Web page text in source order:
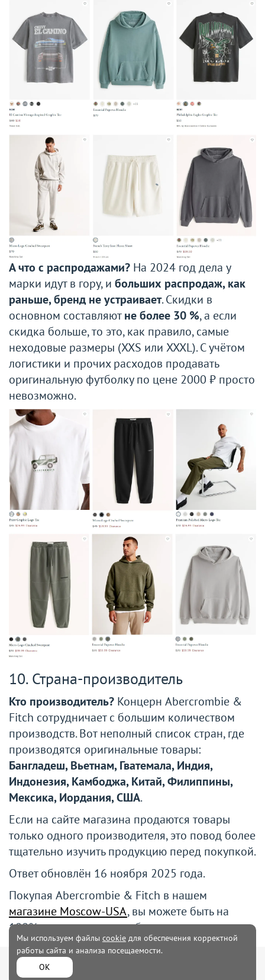
А что с распродажами? На 2024 год дела у
марки идут в гору, и больших распродаж, как
раньше, бренд не устраивает. Скидки в
основном составляютне более 30 %, а если
скидка больше, то это, как правило, самые
неходовые размеры (XXS или XXXL). С учётом
логистики и прочих расходов продавать
оригинальную футболку по цене 2000 ₽ просто
невозможно.
10. Страна-производитель
Кто производитель? Концерн Abercrombie &
Fitch сотрудничает с большим количеством
производств. Вот неполный список стран, где
производятся оригинальные товары:
Бангладеш, Вьетнам, Гватемала, Индия,
Индонезия, Камбоджа, Китай, Филиппины,
Мексика, Иордания, США.
Если на сайте магазина продаются товары
только одного производителя, это повод более
тщательно изучить продукцию перед покупкой.
Ответ обновлён 16 ноября 2025 года.
Покупая Abercrombie & Fitch в нашем
магазине Moscow-USA, вы можете быть на
100% уверены, что приобрели оригинал.
Мужская
одежда
Мы используем файлы cookie для обеспечения корректной
работы сайта и анализа посещаемости.
ОК